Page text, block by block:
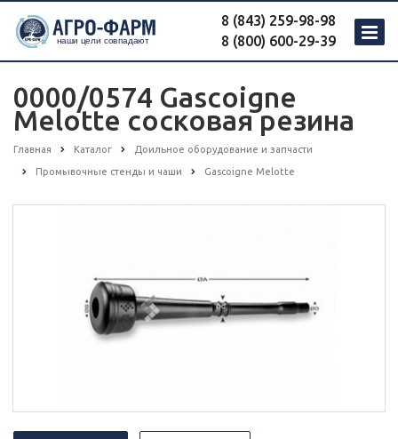
8 (843) 259-98-98
8 (800) 600-29-39
0000/0574 Gascoigne
Melotte сосковая резина
Главная Каталог Доильное оборудование и запчасти
Промывочные стенды и чаши Gascoigne Melotte